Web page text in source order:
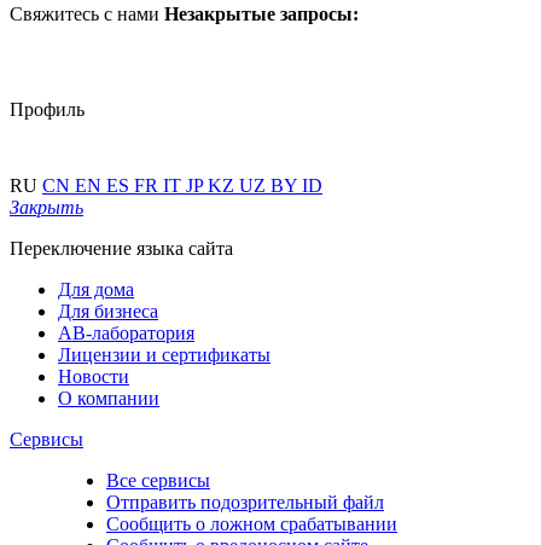
Свяжитесь с нами Незакрытые запросы:
Профиль
RU CN EN ES FR IT JPKZ UZ BY ID
Закрыть
Переключение языка сайта
Для дома
Для бизнеса
АВ-лаборатория
Лицензии и сертификаты
Новости
О компании
Сервисы
Все сервисы
Отправить подозрительный файл
Сообщить о ложном срабатывании